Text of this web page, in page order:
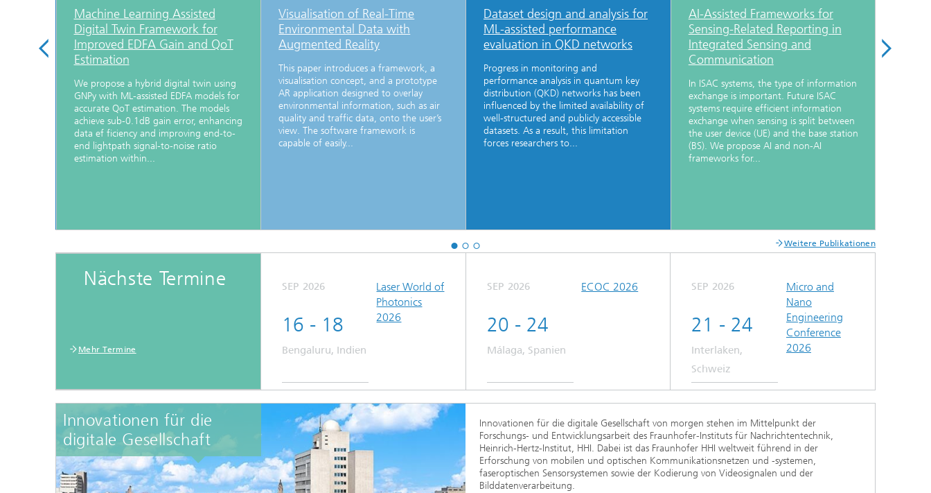
Machine Learning Assisted
Digital Twin Framework for
Improved EDFA Gain and QoT
Estimation
We propose a hybrid digital twin using
GNPy with ML-assisted EDFA models for
accurate QoT estimation. The models
achieve sub-0.1dB gain error, enhancing
data ef ficiency and improving end-to-
end lightpath signal-to-noise ratio
estimation within...
Visualisation of Real-Time
Environmental Data with
Augmented Reality
This paper introduces a framework, a
visualisation concept, and a prototype
AR application designed to overlay
environmental information, such as air
quality and traffic data, onto the user’s
view. The software framework is
capable of easily...
Dataset design and analysis for
ML-assisted performance
evaluation in QKD networks
Progress in monitoring and
performance analysis in quantum key
distribution (QKD) networks has been
influenced by the limited availability of
well-structured and publicly accessible
datasets. As a result, this limitation
forces researchers to...
AI-Assisted Frameworks for
Sensing-Related Reporting in
Integrated Sensing and
Communication
In ISAC systems, the type of information
exchange is important. Future ISAC
systems require efficient information
exchange when sensing is split between
the user device (UE) and the base station
(BS). We propose AI and non-AI
frameworks for...
Weitere Publikationen
Nächste Termine
Mehr Termine
SEP 2026
16 - 18
Bengaluru, Indien
Laser World of
Photonics
2026
SEP 2026
20 - 24
Málaga, Spanien
ECOC 2026 SEP 2026
21 - 24
Interlaken,
Schweiz
Micro and
Nano
Engineering
Conference
2026
Innovationen für die
digitale Gesellschaft
Innovationen für die digitale Gesellschaft von morgen stehen im Mittelpunkt der
Forschungs- und Entwicklungsarbeit des Fraunhofer-Instituts für Nachrichtentechnik,
Heinrich-Hertz-Institut, HHI. Dabei ist das Fraunhofer HHI weltweit führend in der
Erforschung von mobilen und optischen Kommunikationsnetzen und -systemen,
faseroptischen Sensorsystemen sowie der Kodierung von Videosignalen und der
Bilddatenverarbeitung.